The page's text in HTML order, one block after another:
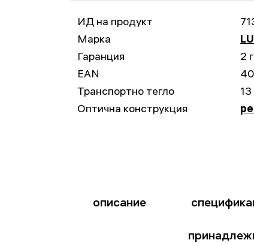
ИД на продукт
Марка
Гаранция
2
EAN
Транспортно тегло
Оптична конструкция
описание